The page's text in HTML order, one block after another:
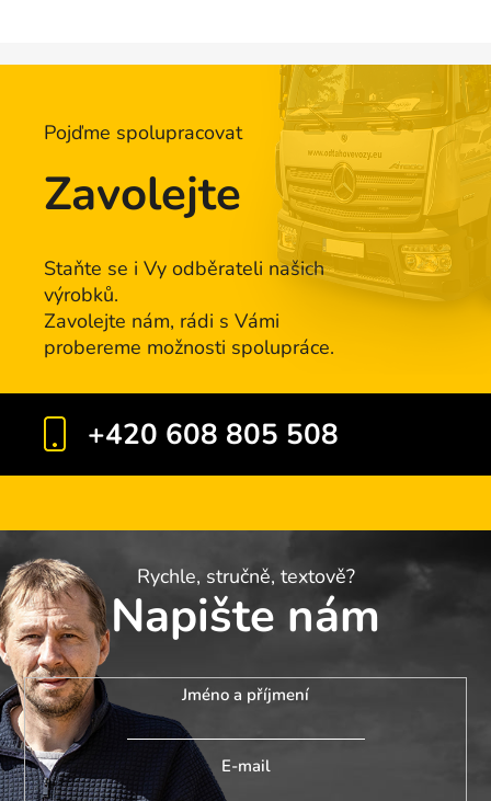
Pojďme spolupracovat
Zavolejte
Staňte se i Vy odběrateli našich
výrobků.
Zavolejte nám, rádi s Vámi
probereme možnosti spolupráce.
+420 608 805 508
Rychle, stručně, textově?
Napište nám
Jméno a příjmení
E-mail